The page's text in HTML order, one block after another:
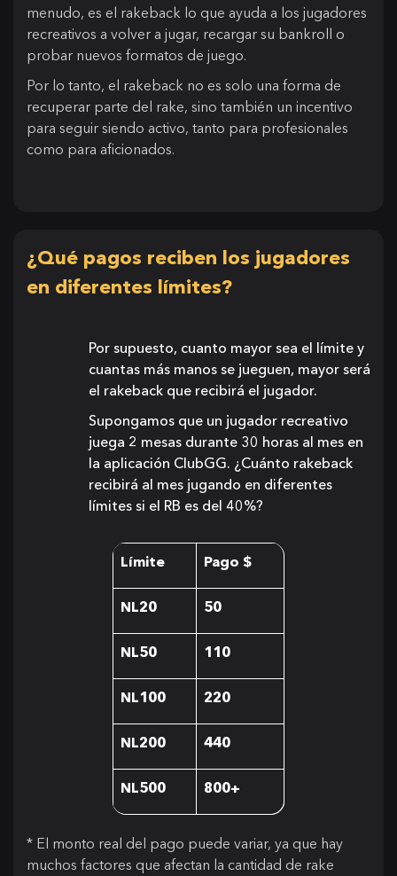
menudo, es el rakeback lo que ayuda a los jugadores
recreativos a volver a jugar, recargar su bankroll o
probar nuevos formatos de juego.
Por lo tanto, el rakeback no es solo una forma de
recuperar parte del rake, sino también un incentivo
para seguir siendo activo, tanto para profesionales
como para aficionados.
¿Qué pagos reciben los jugadores
en diferentes límites?
Por supuesto, cuanto mayor sea el límite y
cuantas más manos se jueguen, mayor será
el rakeback que recibirá el jugador.
Supongamos que un jugador recreativo
juega 2 mesas durante 30 horas al mes en
la aplicación ClubGG. ¿Cuánto rakeback
recibirá al mes jugando en diferentes
límites si el RB es del 40%?
Límite Pago $
NL20 50
NL50 110
NL100 220
NL200 440
NL500 800+
* El monto real del pago puede variar, ya que hay
muchos factores que afectan la cantidad de rake